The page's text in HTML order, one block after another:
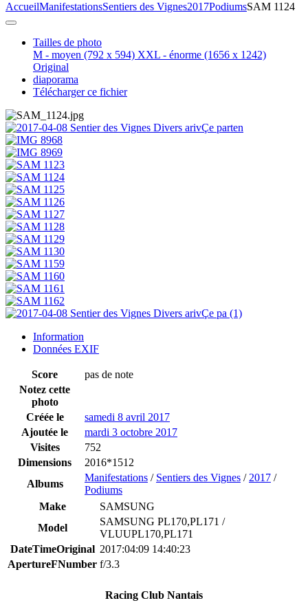
AccueilManifestationsSentiers des Vignes2017PodiumsSAM 1124
Tailles de photo
M - moyen (792 x 594) XXL - énorme (1656 x 1242)
Original
diaporama
Télécharger ce fichier
Information
Données EXIF
Score
pas de note
Notez cette
photo
Créée le
samedi 8 avril 2017
Ajoutée le
mardi 3 octobre 2017
Visites
752
Dimensions
2016*1512
Albums
Manifestations / Sentiers des Vignes / 2017 /
Podiums
Make
SAMSUNG
Model
SAMSUNG PL170,PL171 /
VLUUPL170,PL171
DateTimeOriginal 2017:04:09 14:40:23
ApertureFNumber f/3.3
Racing Club Nantais